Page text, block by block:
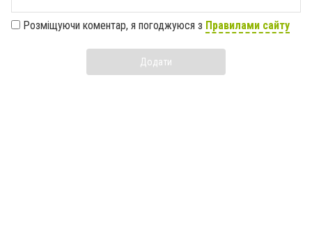
Розміщуючи коментар, я погоджуюся з Правилами сайту
Додати